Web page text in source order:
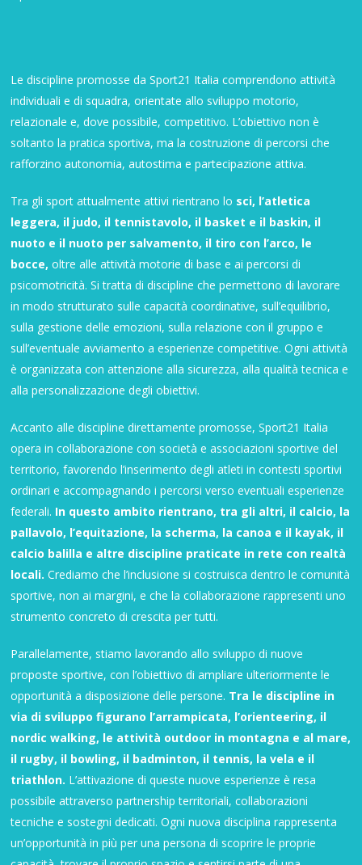
Le discipline promosse daSport21 Italia comprendono attività
individuali e di squadra, orientate allo sviluppo motorio,
relazionale e, dove possibile, competitivo. L’obiettivo non è
soltanto la pratica sportiva, ma la costruzione di percorsi che
rafforzino autonomia, autostima e partecipazione attiva.
Tra gli sport attualmente attivi rientrano lo sci, l’atletica
leggera, il judo, il tennistavolo, il basket e il baskin, il
nuoto e il nuoto per salvamento, il tiro con l’arco, le
bocce, oltre alle attività motorie di base e ai percorsi di
psicomotricità. Si tratta di discipline che permettono di lavorare
in modo strutturato sulle capacità coordinative, sull’equilibrio,
sulla gestione delle emozioni, sulla relazione con il gruppo e
sull’eventuale avviamento a esperienze competitive. Ogni attività
è organizzata con attenzione alla sicurezza, alla qualità tecnica e
alla personalizzazione degli obiettivi.
Accanto alle discipline direttamente promosse, Sport21 Italia
opera in collaborazione con società e associazioni sportive del
territorio, favorendo l’inserimento degli atleti in contesti sportivi
ordinari e accompagnando i percorsi verso eventuali esperienze
federali. In questo ambito rientrano, tra gli altri, il calcio, la
pallavolo, l’equitazione, la scherma, la canoa e il kayak, il
calcio balilla e altre discipline praticate in rete con realtà
locali. Crediamo che l’inclusione si costruisca dentro le comunità
sportive, non ai margini, e che la collaborazione rappresenti uno
strumento concreto di crescita per tutti.
Parallelamente, stiamo lavorando allo sviluppo di nuove
proposte sportive, con l’obiettivo di ampliare ulteriormente le
opportunità a disposizione delle persone. Tra le discipline in
via di sviluppo figurano l’arrampicata, l’orienteering, il
nordic walking, le attività outdoor in montagna e al mare,
il rugby, il bowling, il badminton, il tennis, la vela e il
triathlon. L’attivazione di queste nuove esperienze è resa
possibile attraverso partnership territoriali, collaborazioni
tecniche e sostegni dedicati. Ogni nuova disciplina rappresenta
un’opportunità in più per una persona di scoprire le proprie